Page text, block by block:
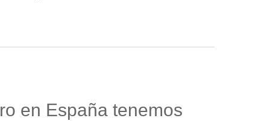
en España tenemos